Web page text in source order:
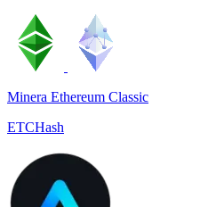
Minera Ethereum Classic
ETCHash